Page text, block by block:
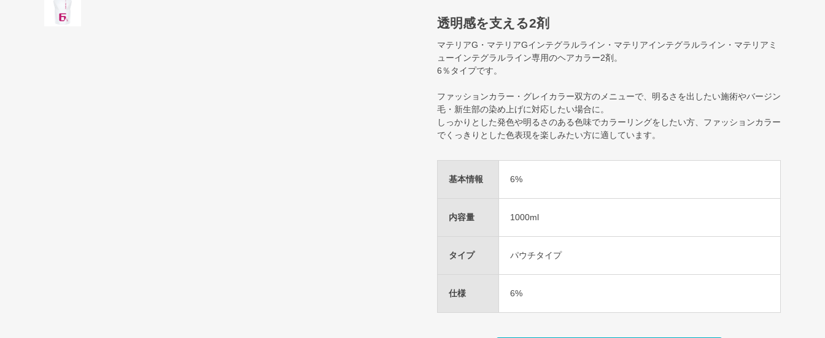
透明感を支える2剤
マテリアG・マテリアGインテグラルライン・マテリアインテグラルライン・マテリアミ
ューインテグラルライン専用のヘアカラー2剤。
6％タイプです。
ファッションカラー・グレイカラー双方のメニューで、明るさを出したい施術やバージン
毛・新生部の染め上げに対応したい場合に。
しっかりとした発色や明るさのある色味でカラーリングをしたい方、ファッションカラー
でくっきりとした色表現を楽しみたい方に適しています。
基本情報 6%
内容量 1000ml
タイプ パウチタイプ
仕様 6%